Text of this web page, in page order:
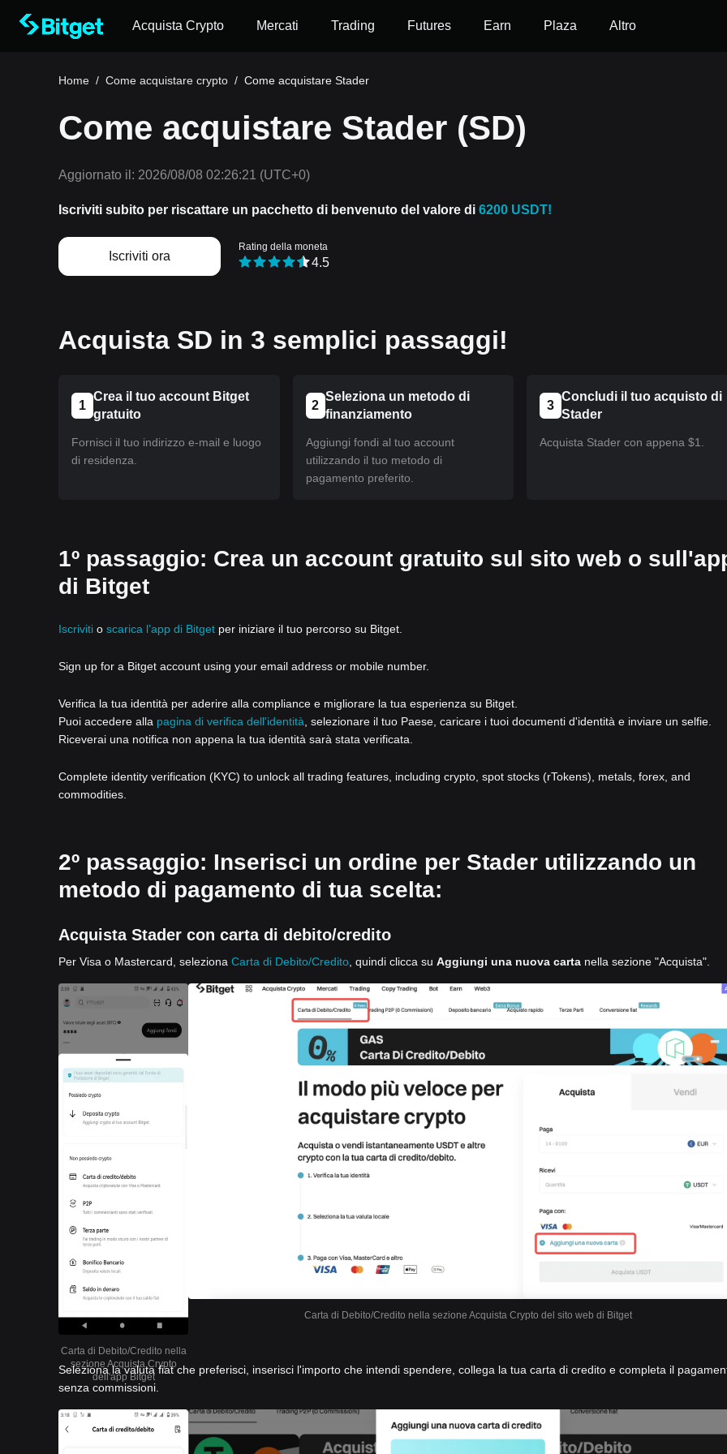
Acquista Crypto Mercati Trading Futures Earn Plaza Altro
Home / Come acquistare crypto / Come acquistare Stader
Come acquistare Stader (SD)
Aggiornato il: 2026/08/08 02:26:21 (UTC+0)
Iscriviti subito per riscattare un pacchetto di benvenuto del valore di 6200 USDT!
Iscriviti ora
Rating della moneta
4.5
Acquista SD in 3 semplici passaggi!
1
Crea il tuo account Bitget
gratuito
Fornisci il tuo indirizzo e-mail e luogo
di residenza.
2
Seleziona un metodo di
finanziamento
Aggiungi fondi al tuo account
utilizzando il tuo metodo di
pagamento preferito.
3
Concludi il tuo acquisto di
Stader
Acquista Stader con appena $1.
1º passaggio: Crea un account gratuito sul sito web o
di Bitget
Iscriviti o scarica l’app di Bitget per iniziare il tuo percorso su Bitget.
Sign up for a Bitget account using your email address or mobile number.
Verifica la tua identità per aderire alla compliance e migliorare la tua esperienza su Bitget.
Puoi accedere alla pagina di verifica dell'identità , selezionare il tuo Paese, caricare i tuoi documenti d'identità e inviare un selfie.
Riceverai una notifica non appena la tua identità sarà stata verificata.
Complete identity verification (KYC) to unlock all trading features, including crypto, spot stocks (rTokens), metals, forex, and
commodities.
2º passaggio: Inserisci un ordine per Stader utilizzando un
metodo di pagamento di tua scelta:
Acquista Stader con carta di debito/credito
Per Visa o Mastercard, seleziona Carta di Debito/Credito , quindi clicca su Aggiungi una nuova carta nella sezione "Acquista".
Carta di Debito/Credito nella
sezione Acquista Crypto
dell'app Bitget
Carta di Debito/Credito nella sezione Acquista Crypto del sito web di Bitget
Seleziona la valuta fiat che preferisci, inserisci l'importo che intendi spendere, collega la tua carta di credito e completa il
senza commissioni.